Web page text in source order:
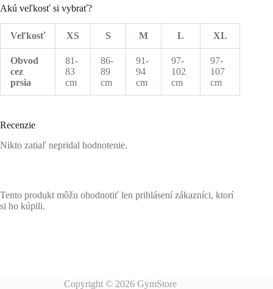
Akú veľkosť si vybrať?
Veľkosť XS S M L XL
Obvod
cez
prsia
81-
83
cm
86-
89
cm
91-
94
cm
97-
102
cm
97-
107
cm
Recenzie
Nikto zatiaľ nepridal hodnotenie.
Tento produkt môžu ohodnotiť len prihlásení zákazníci, ktorí
si ho kúpili.
Copyright © 2026 GymStore